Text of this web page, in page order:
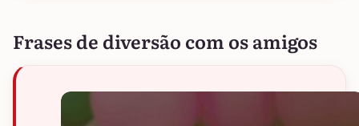
Frases de diversão com os amigos